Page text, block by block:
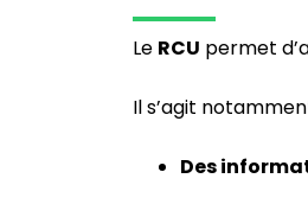
Le RCU permet
Il s’agit
Des